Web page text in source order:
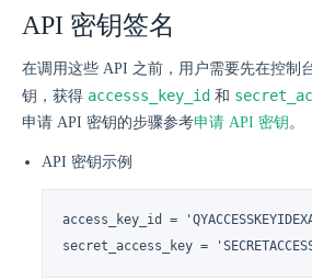
API 密钥签名
在调用这些 API 之前，用户需要先在控制
钥，获得 accesss_key_id 和
申请 API 密钥的步骤参考申请 API 密钥 。
API 密钥示例
access_key_id =
secret_access_key =